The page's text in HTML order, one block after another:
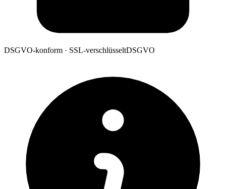
DSGVO-konform · SSL-verschlüsseltDSGVO